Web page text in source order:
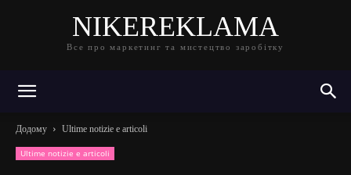
NIKEREKLAMA
Все про маркетинг та мистецтво заробітку
Додому Ultime notizie e articoli
Ultime notizie e articoli